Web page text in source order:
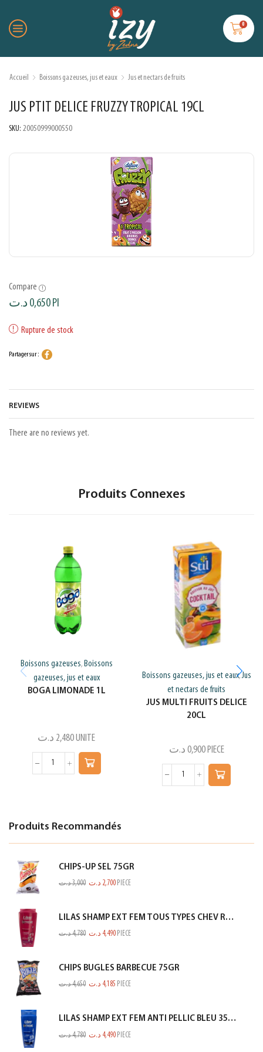
0
Accueil Boissons gazeuses, jus et eaux Jus et nectars de fruits
JUS PTIT DELICE FRUZZY TROPICAL 19CL
SKU: 20050999000550
Compare
0,650د.ت PI
Rupture de stock
Partager sur :
REVIEWS
There are no reviews yet.
Produits Connexes
Boissons gazeuses, Boissons
gazeuses, jus et eaux
BOGA LIMONADE 1L
2,480 د.ت UNITE
Boissons gazeuses, jus et eaux,Jus
et nectars de fruits
JUS MULTI FRUITS DELICE
20CL
0,900 د.ت PIECE
Produits Recommandés
CHIPS-UP SEL 75GR
3,000د.ت 2,700 د.ت PIECE
LILAS SHAMP EXT FEM TOUS TYPES CHEV ROSE 350ML
4,780د.ت 4,490 د.ت PIECE
CHIPS BUGLES BARBECUE 75GR
4,650د.ت 4,185 د.ت PIECE
LILAS SHAMP EXT FEM ANTI PELLIC BLEU 350ML
4,780د.ت 4,490 د.ت PIECE